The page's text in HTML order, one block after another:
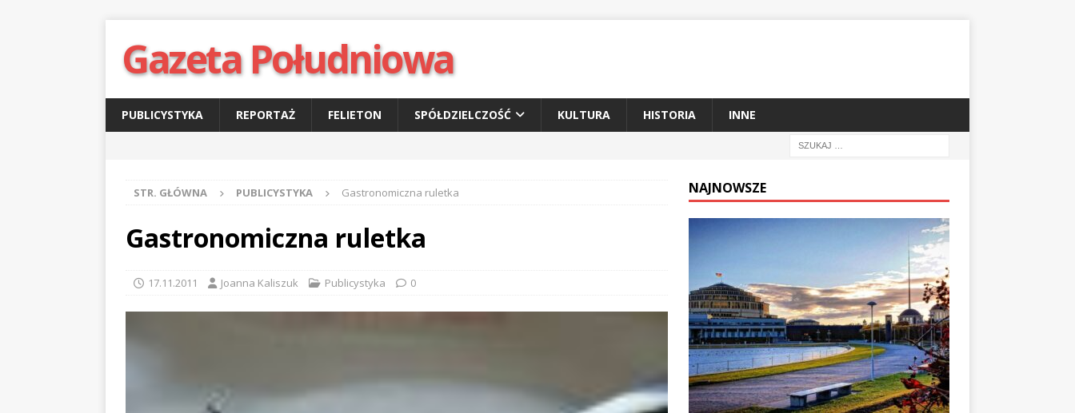
Gazeta Południowa
PUBLICYSTYKA REPORTAŻ FELIETON SPÓŁDZIELCZOŚĆ KULTURA HISTORIA INNE
STR. GŁÓWNA PUBLICYSTYKA Gastronomiczna ruletka
Gastronomiczna ruletka
17.11.2011 Joanna Kaliszuk Publicystyka 0
NAJNOWSZE